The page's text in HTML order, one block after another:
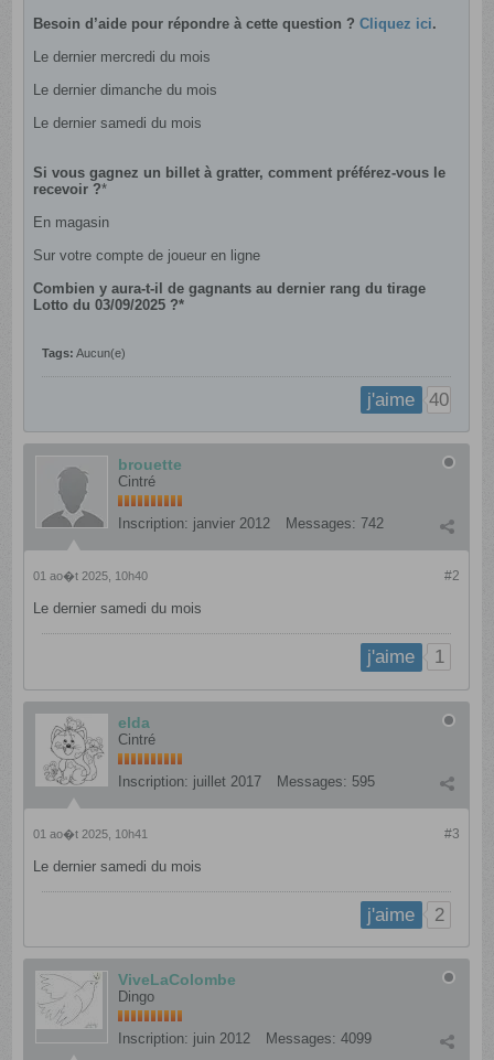
Besoin d’aide pour répondre à cette question ?Cliquez ici.
Le dernier mercredi du mois
Le dernier dimanche du mois
Le dernier samedi du mois
Si vous gagnez un billet à gratter, comment préférez-vous le
recevoir ?*
En magasin
Sur votre compte de joueur en ligne
Combien y aura-t-il de gagnants au dernier rang du tirage
Lotto du 03/09/2025 ?*
Tags: Aucun(e)
j'aime 40
brouette
Cintré
Inscription: janvier 2012 Messages: 742
#2
01 ao�t 2025, 10h40
Le dernier samedi du mois
j'aime 1
elda
Cintré
Inscription: juillet 2017 Messages: 595
#3
01 ao�t 2025, 10h41
Le dernier samedi du mois
j'aime 2
ViveLaColombe
Dingo
Inscription: juin 2012 Messages: 4099